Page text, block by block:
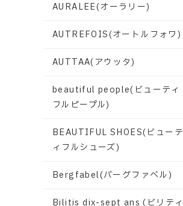
AURALEE(オーラリー)
AUTREFOIS(オートルフォワ)
AUTTAA(アウッタ)
beautiful people(ビューティ
フルピープル)
BEAUTIFUL SHOES(ビューテ
ィフルシューズ)
Bergfabel(バーグファベル)
Bilitis dix-sept ans (ビリティ